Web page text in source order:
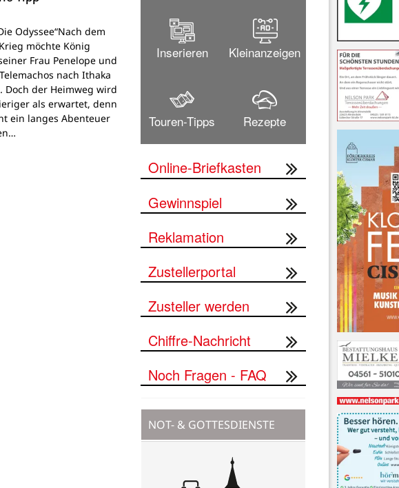
Odyssee“Nach dem
möchte König
Frau Penelope und
nach Ithaka
Doch der Heimweg wird
als erwartet, denn
ein langes Abenteuer
Inserieren Kleinanzeigen
Touren-Tipps Rezepte
Online-Briefkasten
Gewinnspiel
Reklamation
Zustellerportal
Zusteller werden
Chiffre-Nachricht
Noch Fragen - FAQ
NOT- & GOTTESDIENSTE